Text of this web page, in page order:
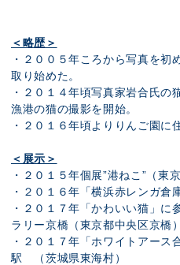
＜略歴＞
・２００５年ころから写真を初
取り始めた。
・２０１４年頃写真家岩合氏の
漁港の猫の撮影を開始。
・２０１６年頃よりりんご園に
＜展示＞
・２０１５年個展”港ねこ”（東京
・２０１６年「横浜赤レンガ倉
・２０１７年「かわいい猫」
ラリー京橋（東京都中央区京橋）
・２０１７年「ホワイトアー
駅 （茨城県東海村）